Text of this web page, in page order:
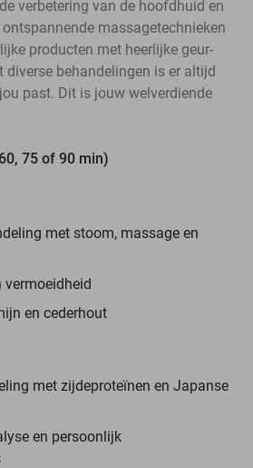
verbetering van de hoofdhuid en
massagetechnieken
producten met heerlijke geur-
diverse behandelingen is er altijd
past. Dit is jouw welverdiende
75 of 90 min)
met stoom, massage en
vermoeidheid
en cederhout
met zijdeproteïnen en Japanse
en persoonlijk